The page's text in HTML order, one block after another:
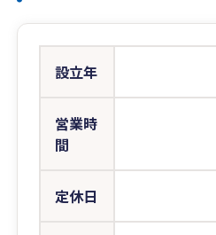
設立年
営業時
間
定休日